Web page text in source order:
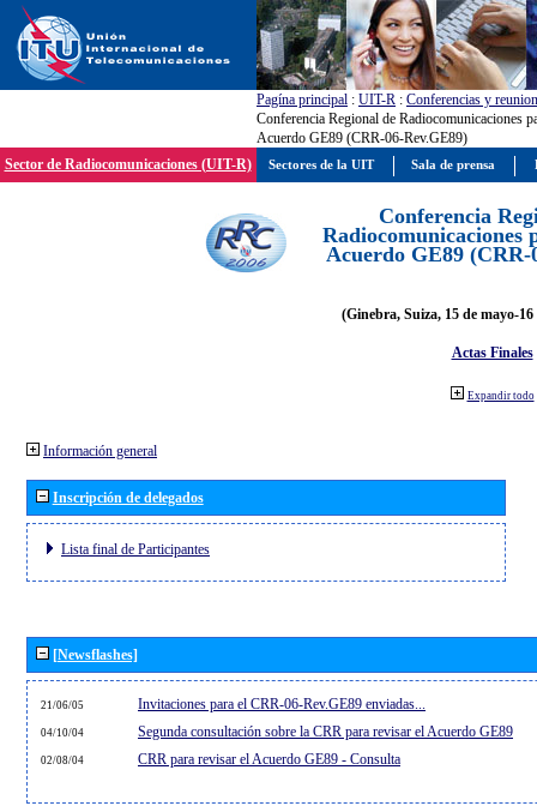
Pagína principal : UIT-R : Conferencias y
Conferencia Regional de Radiocomunicaciones
Acuerdo GE89 (CRR-06-Rev.GE89)
Sector de Radiocomunicaciones (UIT-R)
Conferencia
Radiocomunicaciones
Acuerdo GE89 (CRR-
(Ginebra, Suiza, 15 de mayo-
Actas Finales
Expandir todo
Información general
Inscripción de delegados
Lista final de Participantes
[Newsflashes]
21/06/05 Invitaciones para el CRR-06-Rev.GE89 enviadas...
04/10/04 Segunda consultación sobre la CRR para revisar el Acuerdo GE89
02/08/04 CRR para revisar el Acuerdo GE89 - Consulta
Sectores de la UIT Sala de prensa